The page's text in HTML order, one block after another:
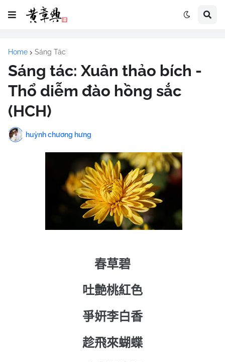
Home Sáng Tác
Sáng tác: Xuân thảo bích -
Thổ diễm đào hồng sắc
(HCH)
huỳnh chương hưng
春草碧
吐艶桃紅色
爭姸李白香
趁飛來蝴蝶